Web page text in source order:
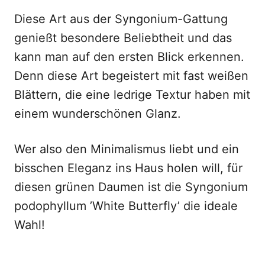
Diese Art aus der Syngonium-Gattung
genießt besondere Beliebtheit und das
kann man auf den ersten Blick erkennen.
Denn diese Art begeistert mit fast weißen
Blättern, die eine ledrige Textur haben mit
einem wunderschönen Glanz.
Wer also den Minimalismus liebt und ein
bisschen Eleganz ins Haus holen will, für
diesen grünen Daumen ist die Syngonium
podophyllum ’White Butterfly’ die ideale
Wahl!